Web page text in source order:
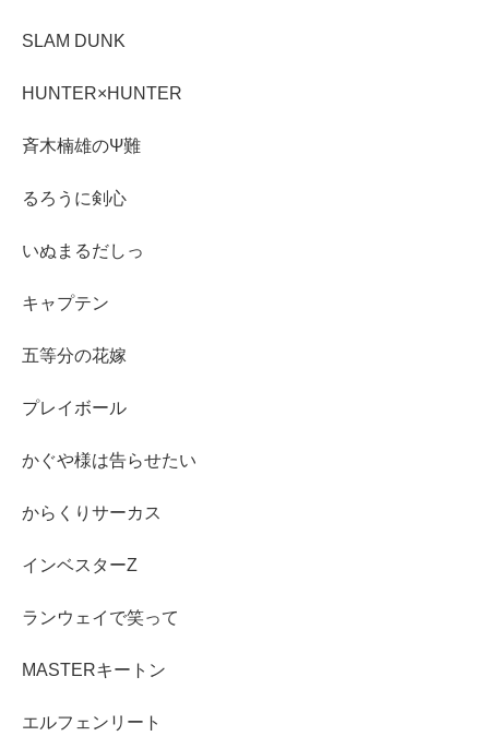
SLAM DUNK
HUNTER×HUNTER
斉木楠雄のΨ難
るろうに剣心
いぬまるだしっ
キャプテン
五等分の花嫁
プレイボール
かぐや様は告らせたい
からくりサーカス
インベスターZ
ランウェイで笑って
MASTERキートン
エルフェンリート